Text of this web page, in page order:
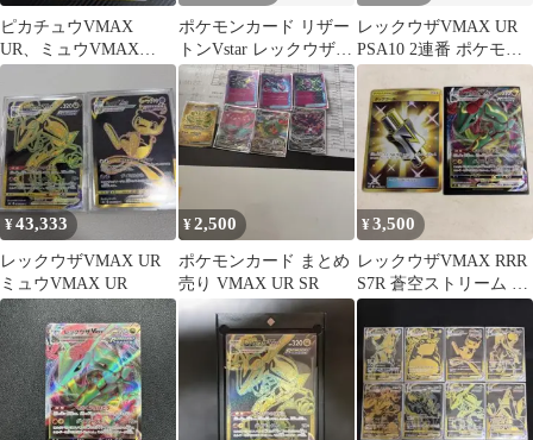
ピカチュウVMAX
UR、ミュウVMAX
UR、レックウザVMAX
UR
ポケモンカード リザー
トンVstar レックウザ
Vmax
レックウザVMAX UR
PSA10 2連番 ポケモン
カード Rayquaza①
¥43,333
レックウザVMAX UR
ミュウVMAX UR
¥2,500
ポケモンカード まとめ
売り VMAX UR SR
¥3,500
レックウザVMAX RRR
S7R 蒼空ストリーム タ
ッグコールUR